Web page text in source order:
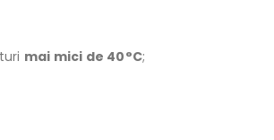
mai mici de 40°C;